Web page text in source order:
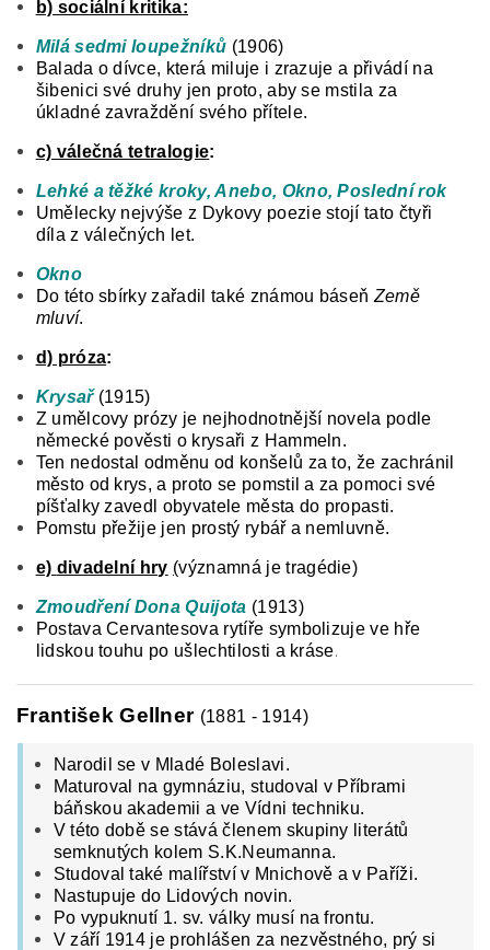
b) sociální kritika:
Milá sedmi loupežníků (1906)
Balada o dívce, která miluje i zrazuje a přivádí na
šibenici své druhy jen proto, aby se mstila za
úkladné zavraždění svého přítele.
c) válečná tetralogie:
Lehké a těžké kroky, Anebo, Okno, Poslední rok
Umělecky nejvýše z Dykovy poezie stojí tato čtyři
díla z válečných let.
Okno
Do této sbírky zařadil také známou báseň Země
mluví.
d) próza:
Krysař(1915)
Z umělcovy prózy je nejhodnotnější novela podle
německé pověsti o krysaři z Hammeln.
Ten nedostal odměnu od konšelů za to, že zachránil
město od krys, a proto se pomstil a za pomoci své
píšťalky zavedl obyvatele města do propasti.
Pomstu přežije jen prostý rybář a nemluvně.
e) divadelní hry (významná je tragédie)
Zmoudření Dona Quijota (1913)
Postava Cervantesova rytíře symbolizuje ve hře
lidskou touhu po ušlechtilosti a kráse.
František Gellner (1881 - 1914)
Narodil se v Mladé Boleslavi.
Maturoval na gymnáziu, studoval v Příbrami
báňskou akademii a ve Vídni techniku.
V této době se stává členem skupiny literátů
semknutých kolem S.K.Neumanna.
Studoval také malířství v Mnichově a v Paříži.
Nastupuje do Lidových novin.
Po vypuknutí 1. sv. války musí na frontu.
V září 1914 je prohlášen za nezvěstného, prý si